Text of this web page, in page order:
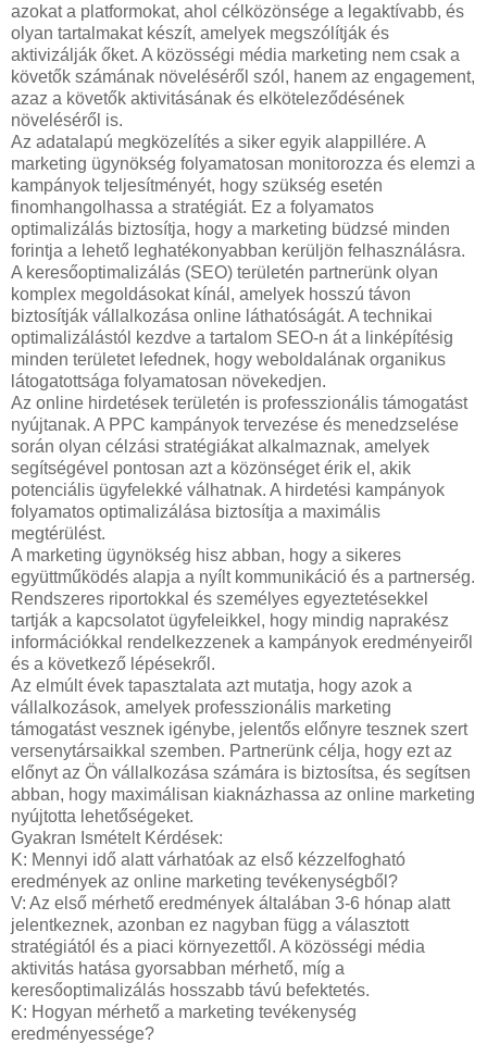
azokat a platformokat, ahol célközönsége a legaktívabb, és
olyan tartalmakat készít, amelyek megszólítják és
aktivizálják őket. A közösségi média marketing nem csak a
követők számának növeléséről szól, hanem az engagement,
azaz a követők aktivitásának és elköteleződésének
növeléséről is.
Az adatalapú megközelítés a siker egyik alappillére. A
marketing ügynökség folyamatosan monitorozza és elemzi a
kampányok teljesítményét, hogy szükség esetén
finomhangolhassa a stratégiát. Ez a folyamatos
optimalizálás biztosítja, hogy a marketing büdzsé minden
forintja a lehető leghatékonyabban kerüljön felhasználásra.
A keresőoptimalizálás (SEO) területén partnerünk olyan
komplex megoldásokat kínál, amelyek hosszú távon
biztosítják vállalkozása online láthatóságát. A technikai
optimalizálástól kezdve a tartalom SEO-n át a linképítésig
minden területet lefednek, hogy weboldalának organikus
látogatottsága folyamatosan növekedjen.
Az online hirdetések területén is professzionális támogatást
nyújtanak. A PPC kampányok tervezése és menedzselése
során olyan célzási stratégiákat alkalmaznak, amelyek
segítségével pontosan azt a közönséget érik el, akik
potenciális ügyfelekké válhatnak. A hirdetési kampányok
folyamatos optimalizálása biztosítja a maximális
megtérülést.
A marketing ügynökség hisz abban, hogy a sikeres
együttműködés alapja a nyílt kommunikáció és a partnerség.
Rendszeres riportokkal és személyes egyeztetésekkel
tartják a kapcsolatot ügyfeleikkel, hogy mindig naprakész
információkkal rendelkezzenek a kampányok eredményeiről
és a következő lépésekről.
Az elmúlt évek tapasztalata azt mutatja, hogy azok a
vállalkozások, amelyek professzionális marketing
támogatást vesznek igénybe, jelentős előnyre tesznek szert
versenytársaikkal szemben. Partnerünk célja, hogy ezt az
előnyt az Ön vállalkozása számára is biztosítsa, és segítsen
abban, hogy maximálisan kiaknázhassa az online marketing
nyújtotta lehetőségeket.
Gyakran Ismételt Kérdések:
K: Mennyi idő alatt várhatóak az első kézzelfogható
eredmények az online marketing tevékenységből?
V: Az első mérhető eredmények általában 3-6 hónap alatt
jelentkeznek, azonban ez nagyban függ a választott
stratégiától és a piaci környezettől. A közösségi média
aktivitás hatása gyorsabban mérhető, míg a
keresőoptimalizálás hosszabb távú befektetés.
K: Hogyan mérhető a marketing tevékenység
eredményessége?